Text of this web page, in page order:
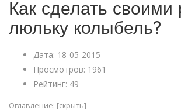
Как сделать своими
люльку колыбель?
Дата: 18-05-2015
Просмотров: 1961
Рейтинг: 49
Оглавление: [скрыть]